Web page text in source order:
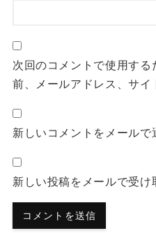
次回のコメントで使用す
前、メールアドレス、サイ
新しいコメントをメールで
新しい投稿をメールで受け